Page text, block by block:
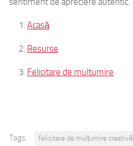
Acasă
Resurse
Felicitare de multumire
Tags: felicitare de mulțumire creativă